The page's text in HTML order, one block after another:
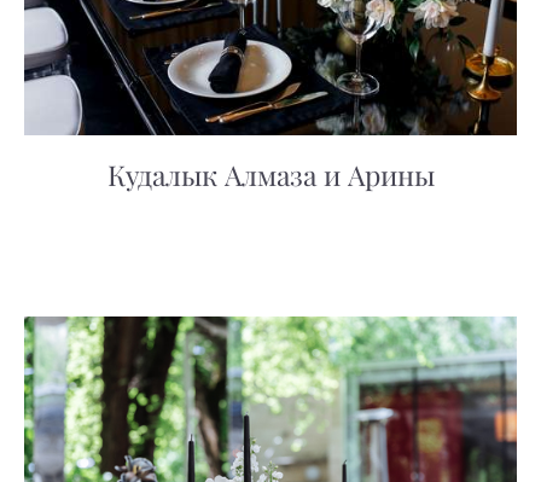
Кудалык Алмаза и Арины